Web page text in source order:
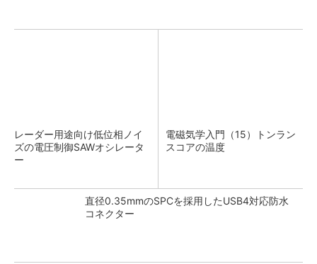
レーダー用途向け低位相ノイ
ズの電圧制御SAWオシレータ
ー
電磁気学入門（15）トンラン
スコアの温度
直径0.35mmのSPCを採用したUSB4対応防水
コネクター